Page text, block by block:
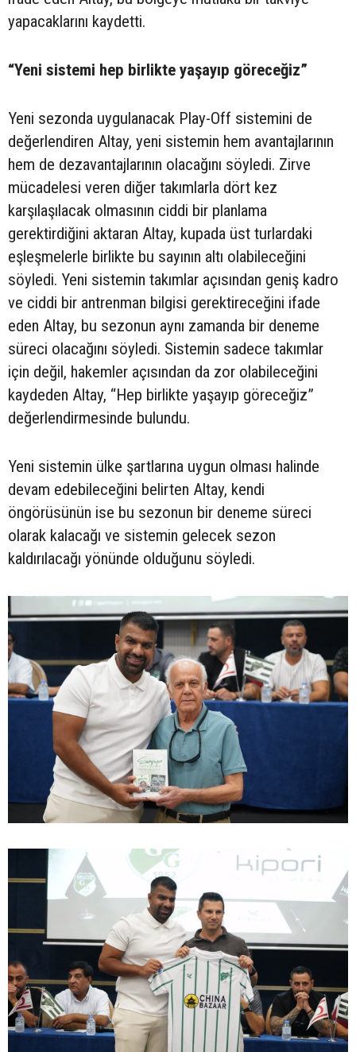
yapacaklarını kaydetti.
“Yeni sistemi hep birlikte yaşayıp göreceğiz”
Yeni sezonda uygulanacak Play-Off sistemini de
değerlendiren Altay, yeni sistemin hem avantajlarının
hem de dezavantajlarının olacağını söyledi. Zirve
mücadelesi veren diğer takımlarla dört kez
karşılaşılacak olmasının ciddi bir planlama
gerektirdiğini aktaran Altay, kupada üst turlardaki
eşleşmelerle birlikte bu sayının altı olabileceğini
söyledi. Yeni sistemin takımlar açısından geniş kadro
ve ciddi bir antrenman bilgisi gerektireceğini ifade
eden Altay, bu sezonun aynı zamanda bir deneme
süreci olacağını söyledi. Sistemin sadece takımlar
için değil, hakemler açısından da zor olabileceğini
kaydeden Altay, “Hep birlikte yaşayıp göreceğiz”
değerlendirmesinde bulundu.
Yeni sistemin ülke şartlarına uygun olması halinde
devam edebileceğini belirten Altay, kendi
öngörüsünün ise bu sezonun bir deneme süreci
olarak kalacağı ve sistemin gelecek sezon
kaldırılacağı yönünde olduğunu söyledi.